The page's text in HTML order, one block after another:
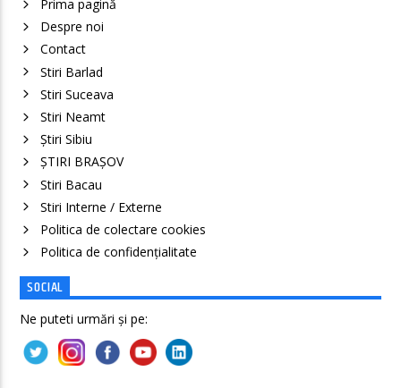
Prima pagină
Despre noi
Contact
Stiri Barlad
Stiri Suceava
Stiri Neamt
Știri Sibiu
ȘTIRI BRAȘOV
Stiri Bacau
Stiri Interne / Externe
Politica de colectare cookies
Politica de confidenţialitate
SOCIAL
Ne puteti urmări și pe: